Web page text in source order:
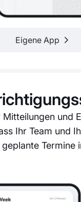
Eigene App
und
Ihr Team und
Termine